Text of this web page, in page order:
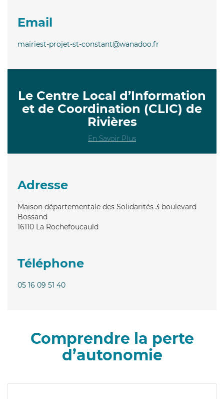
Email
mairiest-projet-st-constant@wanadoo.fr
Le Centre Local d’Information
et de Coordination (CLIC) de
Rivières
En Savoir Plus
Adresse
Maison départementale des Solidarités 3 boulevard
Bossand
16110 La Rochefoucauld
Téléphone
05 16 09 51 40
Comprendre la perte
d’autonomie